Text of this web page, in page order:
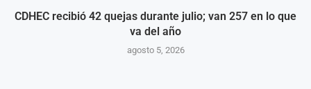
CDHEC recibió 42 quejas durante julio; van 257 en lo que
va del año
agosto 5, 2026